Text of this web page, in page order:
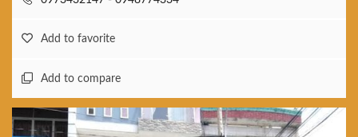
Add to favorite
Add to compare